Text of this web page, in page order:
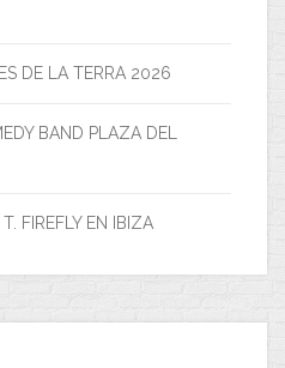
DE LA TERRA 2026
BAND PLAZA DEL
FIREFLY EN IBIZA